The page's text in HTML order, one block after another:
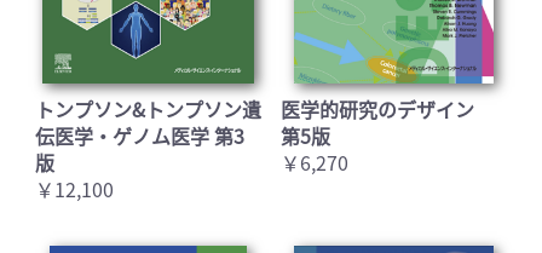
トンプソン&トンプソン遺
伝医学・ゲノム医学 第3
版
￥12,100
医学的研究のデザイン
第5版
￥6,270